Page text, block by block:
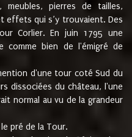
pierres de tailles,
qui s’y trouvaient. Des
Corlier. En juin 1795 une
comme bien de l'émigré de
d'une tour coté Sud du
dissociées du château, l'une
normal au vu de la grandeur
pré de la Tour.